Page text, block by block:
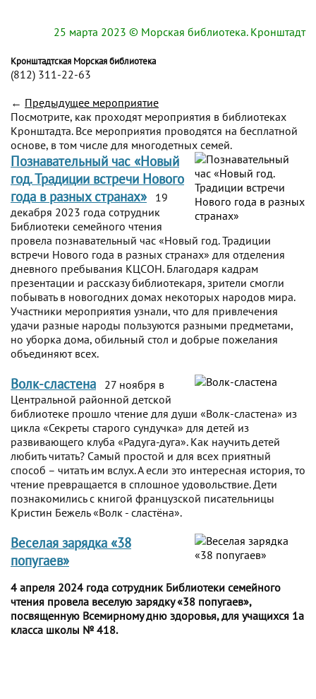
25 марта 2023 © Морская библиотека. Кронштадт
Кронштадтская Морская библиотека
(812) 311-22-63
← Предыдущее мероприятие
Посмотрите, как проходят мероприятия в библиотеках
Кронштадта. Все мероприятия проводятся на бесплатной
основе, в том числе для многодетных семей.
Познавательный час «Новый
год. Традиции встречи Нового
года в разных странах»
19
декабря 2023 года сотрудник
Библиотеки семейного чтения
провела познавательный час «Новый год. Традиции
встречи Нового года в разных странах» для отделения
дневного пребывания КЦСОН. Благодаря кадрам
презентации и рассказу библиотекаря, зрители смогли
побывать в новогодних домах некоторых народов мира.
Участники мероприятия узнали, что для привлечения
удачи разные народы пользуются разными предметами,
но уборка дома, обильный стол и добрые пожелания
объединяют всех.
Волк-сластена
27 ноября в
Центральной районной детской
библиотеке прошло чтение для души «Волк-сластена» из
цикла «Секреты старого сундучка» для детей из
развивающего клуба «Радуга-дуга». Как научить детей
любить читать? Самый простой и для всех приятный
способ – читать им вслух. А если это интересная история, то
чтение превращается в сплошное удовольствие. Дети
познакомились с книгой французской писательницы
Кристин Бежель «Волк - сластёна».
Веселая зарядка «38
попугаев»
4 апреля 2024 года сотрудник Библиотеки семейного
чтения провела веселую зарядку «38 попугаев»,
посвященную Всемирному дню здоровья, для учащихся 1а
класса школы № 418.